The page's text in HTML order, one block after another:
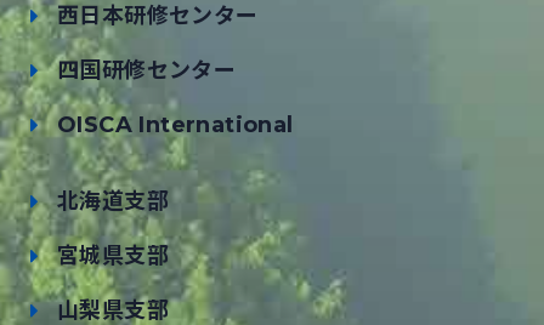
西日本研修センター
四国研修センター
OISCA International
北海道支部
宮城県支部
山梨県支部